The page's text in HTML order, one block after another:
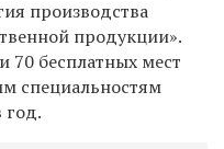
производства
продукции».
70 бесплатных мест
специальностям
год.